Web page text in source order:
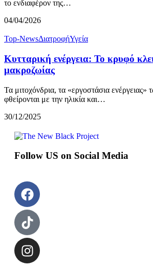
το ενδιαφέρον της…
04/04/2026
Top-NewsΔιατροφήΥγεία
Κυτταρική ενέργεια: Το κρυφό
μακροζωίας
Τα μιτοχόνδρια, τα «εργοστάσια ενέργειας»
φθείρονται με την ηλικία και…
30/12/2025
Follow US on Social Media